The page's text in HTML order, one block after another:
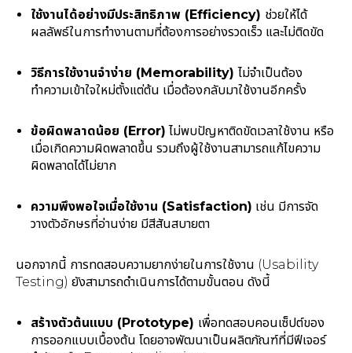
ใช้งานได้อย่างมีประสิทธิภาพ (Efficiency) ช่วยให้ได้
ผลลัพธ์ในการทำงานตามที่ต้องการอย่างรวดเร็ว และไม่ติดขัด
วิธีการใช้งานจำง่าย (Memorability)ไม่จำเป็นต้อง
ทำความเข้าใจใหม่ตั้งแต่ต้น เมื่อต้องกลับมาใช้งานอีกครั้ง
ข้อผิดพลาดน้อย (Error) ไม่พบปัญหาติดขัดเวลาใช้งาน หรือ
เมื่อเกิดความผิดพลาดขึ้น รวมถึงผู้ใช้งานสามารถแก้ไขความ
ผิดพลาดได้ไม่ยาก
ความพึงพอใจเมื่อใช้งาน (Satisfaction) เช่น มีการจัด
วางตัวอักษรที่อ่านง่าย มีสีสันสบายตา
นอกจากนี้ การทดสอบความยากง่ายในการใช้งาน (Usability
Testing) ยังสามารถดำเนินการได้ตามขั้นตอน ดังนี้
สร้างตัวต้นแบบ (Prototype) เพื่อทดสอบคอนเซ็ปต์ของ
การออกแบบเบื้องต้น โดยอาจพัฒนาเป็นผลิตภัณฑ์ที่มีฟีเจอร์